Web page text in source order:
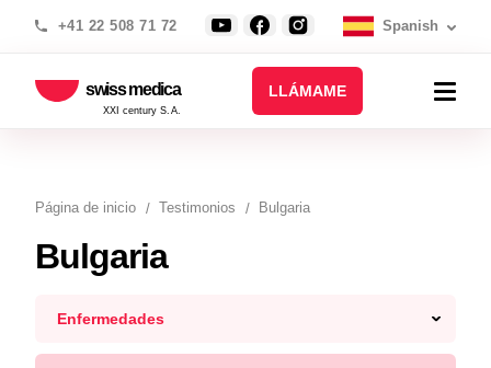
+41 22 508 71 72 Spanish
swiss medica
XXI century S.A.
LLÁMAME
Página de inicio Testimonios Bulgaria
Bulgaria
Enfermedades